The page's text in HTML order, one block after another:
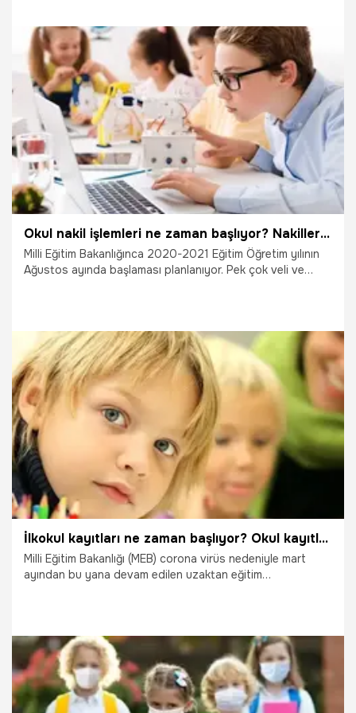
diyen veliler için işte 2020-2021 eğitim öğretim yılı kayıtları
ve okul bilgileri...
10.07.2020 Eğitim
Okul nakil işlemleri ne zaman başlıyor? Nakiller ne zaman açılacak? Okul kayıtları ne zaman açılıyor?
Milli Eğitim Bakanlığınca 2020-2021 Eğitim Öğretim yılının
Ağustos ayında başlaması planlanıyor. Pek çok veli ve
başlıyor? Nakiller ne zaman açılacak? Okul kayıtları ne
zaman açılıyor? İşte okulların açılacağı tarih ve okul nakil
işlemleri ile ilgili merak edilenler...
6.07.2020 Eğitim
İlkokul kayıtları ne zaman başlıyor? Okul kayıtları hangi tarihte başlıyor?
Milli Eğitim Bakanlığı (MEB) corona virüs nedeniyle mart
ayından bu yana devam edilen uzaktan eğitim
merak ediliyor. Peki, İlkokul kayıtları ne zaman başlıyor?
Okul öncesi yaz okulları ne zaman açılıyor? Çocuğum hangi
okula gidecek? İlkokula başlama yaşı nasıl hesaplanır? İşte
okul kayıtları ile ilgili merak edilenler...
3.07.2020 Eğitim